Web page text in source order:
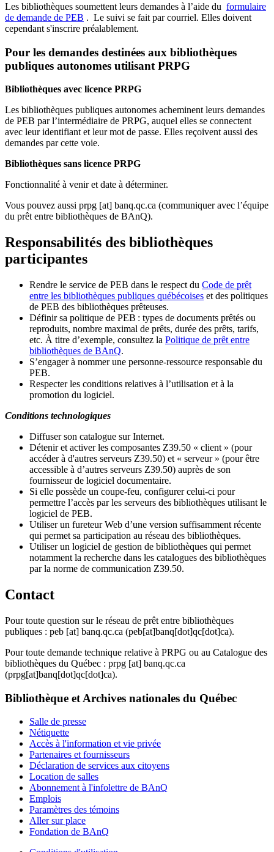
Les bibliothèques soumettent leurs demandes à l’aide du formulaire
de demande de PEB . Le suivi se fait par courriel. Elles doivent
cependant s'inscrire préalablement.
Pour les demandes destinées aux bibliothèques
publiques autonomes utilisant PRPG
Bibliothèques avec licence PRPG
Les bibliothèques publiques autonomes acheminent leurs demandes
de PEB par l’intermédiaire de PRPG, auquel elles se connectent
avec leur identifiant et leur mot de passe. Elles reçoivent aussi des
demandes par cette voie.
Bibliothèques sans licence PRPG
Fonctionnalité à venir et date à déterminer.
Vous pouvez aussi prpg [at] banq.qc.ca (communiquer avec l’équipe
du prêt entre bibliothèques de BAnQ).
Responsabilités des bibliothèques
participantes
Rendre le service de PEB dans le respect du Code de prêt
entre les bibliothèques publiques québécoises et des politiques
de PEB des bibliothèques prêteuses.
Définir sa politique de PEB : types de documents prêtés ou
reproduits, nombre maximal de prêts, durée des prêts, tarifs,
etc. À titre d’exemple, consultez la Politique de prêt entre
bibliothèques de BAnQ.
S’engager à nommer une personne-ressource responsable du
PEB.
Respecter les conditions relatives à l’utilisation et à la
promotion du logiciel.
Conditions technologiques
Diffuser son catalogue sur Internet.
Détenir et activer les composantes Z39.50 « client » (pour
accéder à d'autres serveurs Z39.50) et « serveur » (pour être
accessible à d’autres serveurs Z39.50) auprès de son
fournisseur de logiciel documentaire.
Si elle possède un coupe-feu, configurer celui-ci pour
permettre l’accès par les serveurs des bibliothèques utilisant le
logiciel de PEB.
Utiliser un fureteur Web d’une version suffisamment récente
qui permet sa participation au réseau des bibliothèques.
Utiliser un logiciel de gestion de bibliothèques qui permet
notamment la recherche dans les catalogues des bibliothèques
par la norme de communication Z39.50.
Contact
Pour toute question sur le réseau de prêt entre bibliothèques
publiques : peb [at] banq.qc.ca (peb[at]banq[dot]qc[dot]ca).
Pour toute demande technique relative à PRPG ou au Catalogue des
bibliothèques du Québec : prpg [at] banq.qc.ca
(prpg[at]banq[dot]qc[dot]ca).
Bibliothèque et Archives nationales du Québec
Salle de presse
Nétiquette
Accès à l'information et vie privée
Partenaires et fournisseurs
Déclaration de services aux citoyens
Location de salles
Abonnement à l'infolettre de BAnQ
Emplois
Paramètres des témoins
Aller sur place
Fondation de BAnQ